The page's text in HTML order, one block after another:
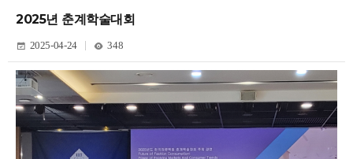
2025년 춘계학술대회
2025-04-24 348